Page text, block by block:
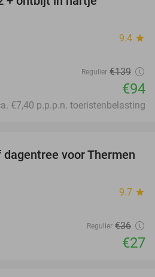
9.4 star
Regulier €139
€94
€7,40 p.p.p.n. toeristenbelasting
25%
voor Thermen
9.7 star
Regulier €36
€27